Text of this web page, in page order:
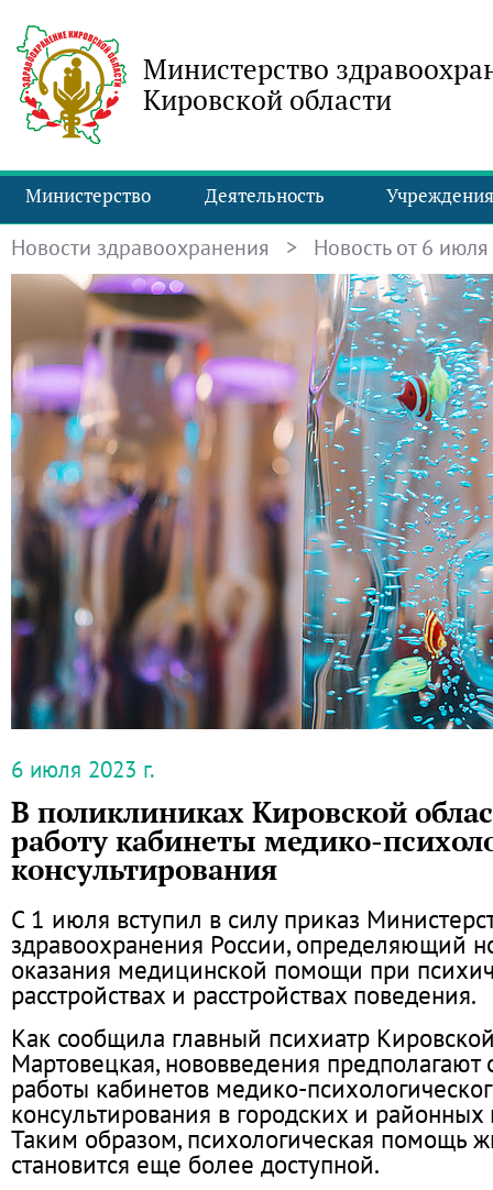
Министерство
Кировской области
Министерство Деятельность Учреждения
Новости здравоохранения > Новость от 6 июля
6 июля 2023 г.
В поликлиниках Кировской
работу кабинеты медико-
консультирования
С 1 июля вступил в силу приказ
здравоохранения России, определяющий
оказания медицинской помощи при
расстройствах и расстройствах поведения.
Как сообщила главный психиатр
Мартовецкая, нововведения предполагают
работы кабинетов медико-
консультирования в городских и
Таким образом, психологическая помощь
становится еще более доступной.